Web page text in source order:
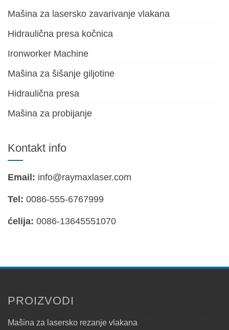
Mašina za lasersko zavarivanje vlakana
Hidraulična presa kočnica
Ironworker Machine
Mašina za šišanje giljotine
Hidraulična presa
Mašina za probijanje
Kontakt info
Email: info@raymaxlaser.com
Tel: 0086-555-6767999
ćelija: 0086-13645551070
PROIZVODI
Mašina za lasersko rezanje vlakana